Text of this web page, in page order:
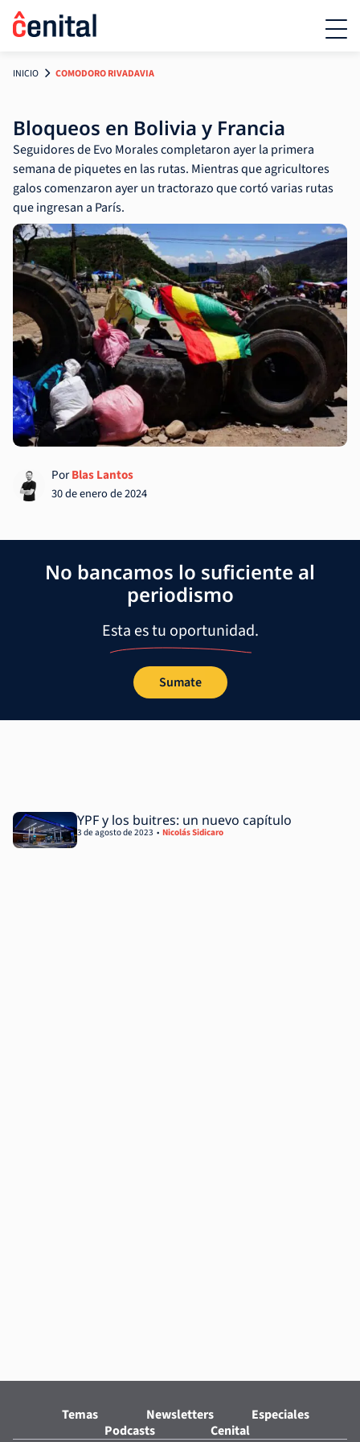
INICIO COMODORO RIVADAVIA
Bloqueos en Bolivia y Francia
Seguidores de Evo Morales completaron ayer la primera
semana de piquetes en las rutas. Mientras que agricultores
galos comenzaron ayer un tractorazo que cortó varias rutas
que ingresan a París.
PorBlas Lantos
30 de enero de 2024
No bancamos lo suficiente al
periodismo
Esta es tu oportunidad.
Sumate
YPF y los buitres: un nuevo capítulo
Nicolás Sidicaro
3 de agosto de 2023
Temas Newsletters
Especiales
Podcasts
Cenital